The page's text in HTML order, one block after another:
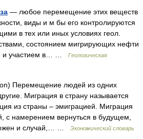
— любое перемещение этих веществ
виды и м бы его контролируются
в тех или иных условиях геол.
состоянием мигрирующих нефти
и участием в… …
Геологическая
Перемещение людей из одних
Миграция в страну называется
из страны – эмиграцией. Миграция
с намерением вернуться в будущем,
и случай,… …
Экономический словарь